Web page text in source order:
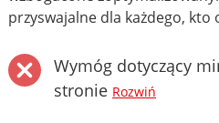
przyswajalne dla każdego, kto
Wymóg dotyczący
stronie Rozwiń